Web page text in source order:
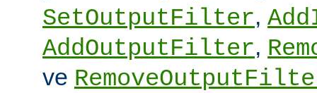
SetOutputFilter,
AddOutputFilter,
ve